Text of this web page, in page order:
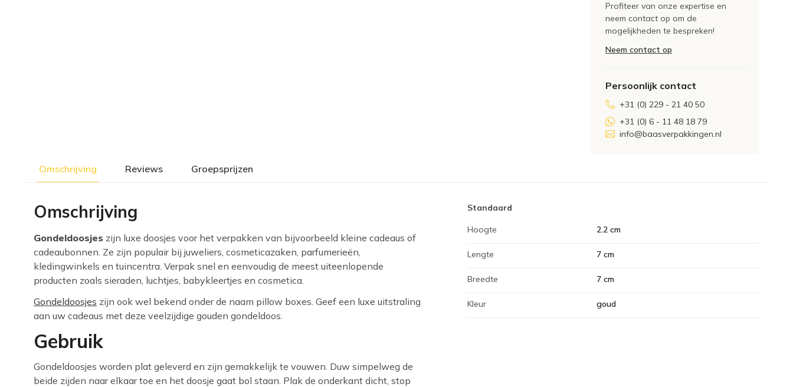
Profiteer van onze expertise en
neem contact op om de
mogelijkheden te bespreken!
Neem contact op
Persoonlijk contact
+31 (0) 229 - 21 40 50
+31 (0) 6 - 11 48 18 79
info@baasverpakkingen.nl
Omschrijving Reviews Groepsprijzen
Omschrijving
Gondeldoosjes zijn luxe doosjes voor het verpakken van bijvoorbeeld kleine cadeaus of
cadeaubonnen. Ze zijn populair bij juweliers, cosmeticazaken, parfumerieën,
kledingwinkels en tuincentra. Verpak snel en eenvoudig de meest uiteenlopende
producten zoals sieraden, luchtjes, babykleertjes en cosmetica.
Gondeldoosjes zijn ook wel bekend onder de naam pillow boxes. Geef een luxe uitstraling
aan uw cadeaus met deze veelzijdige gouden gondeldoos.
Gebruik
Gondeldoosjes worden plat geleverd en zijn gemakkelijk te vouwen. Duw simpelweg de
beide zijden naar elkaar toe en het doosje gaat bol staan. Plak de onderkant dicht, stop
Standaard
Hoogte 2.2 cm
Lengte 7 cm
Breedte 7 cm
Kleur goud